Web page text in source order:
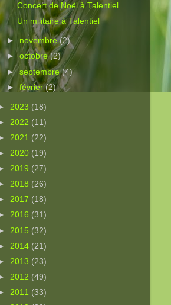
Concert de Noël à Talentiel
Un militaire à Talentiel
► novembre(2)
►octobre(2)
►septembre(4)
►février(2)
2023 (18)
2022 (11)
2021 (22)
2020 (19)
2019 (27)
2018 (26)
2017 (18)
2016 (31)
2015 (32)
2014 (21)
2013 (23)
2012 (49)
2011 (33)